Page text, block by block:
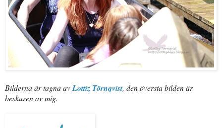
Bilderna är tagna avLottiz Törnqvist, den översta bilden är
beskuren av mig.